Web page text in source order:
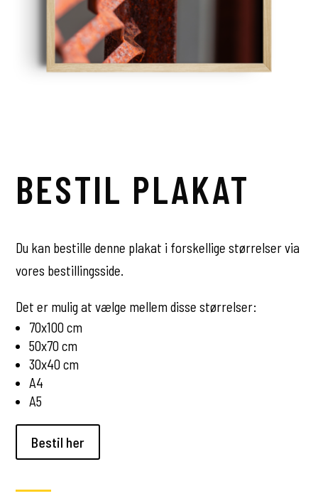
BESTIL PLAKAT
Du kan bestille denne plakat i forskellige størrelser via
vores bestillingsside.
Det er mulig at vælge mellem disse størrelser:
70x100 cm
50x70 cm
30x40 cm
A4
A5
Bestil her